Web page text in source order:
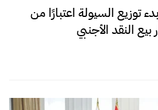
توزيع السيولة اعتبارًا من
النقد الأجنبي